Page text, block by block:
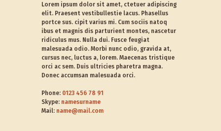
Lorem ipsum dolor sit amet, ctetuer adipiscing
elit. Praesent vestibullestie lacus. Phasellus
portce sus. cipit varius mi. Cum sociis natoq
ibus et magnis dis parturient montes, nascetur
ridiculus mus. Nulla dui. Fusce feugiat
malesuada odio. Morbi nunc odio, gravida at,
cursus nec, luctus a, lorem. Maecenas tristique
orci ac sem. Duis ultricies pharetra magna.
Donec accumsan malesuada orci.
Phone: 0123 456 78 91
Skype: namesurname
Mail: name@mail.com